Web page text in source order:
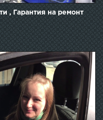
, Гарантия на ремонт